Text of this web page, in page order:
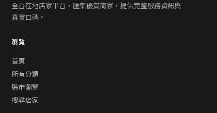
全台在地店家平台，匯集優質商家，提供完整服務資訊與
真實口碑。
瀏覽
首頁
所有分類
縣市瀏覽
搜尋店家